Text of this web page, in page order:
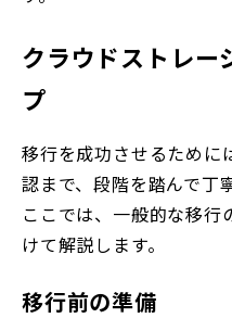
クラウドストレー
プ
移行を成功させるために
認まで、段階を踏んで丁
ここでは、一般的な移行
けて解説します。
移行前の準備